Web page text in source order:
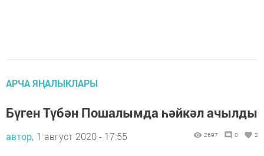
АРЧА ЯҢАЛЫКЛАРЫ
Бүген Түбән Пошалымда һәйкәл ачылды
автор, 1 август 2020 - 17:55 2697 0 2